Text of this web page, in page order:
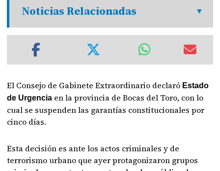
Noticias Relacionadas
El Consejo de Gabinete Extraordinario declaró Estado
de Urgencia en la provincia de Bocas del Toro, con lo
cual se suspenden las garantías constitucionales por
cinco días.
Esta decisión es ante los actos criminales y de
terrorismo urbano que ayer protagonizaron grupos